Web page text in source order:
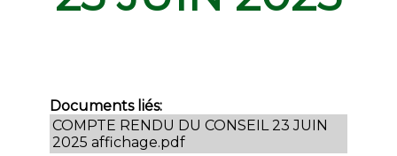
Documents liés:
COMPTE RENDU DU CONSEIL 23 JUIN
2025 affichage.pdf